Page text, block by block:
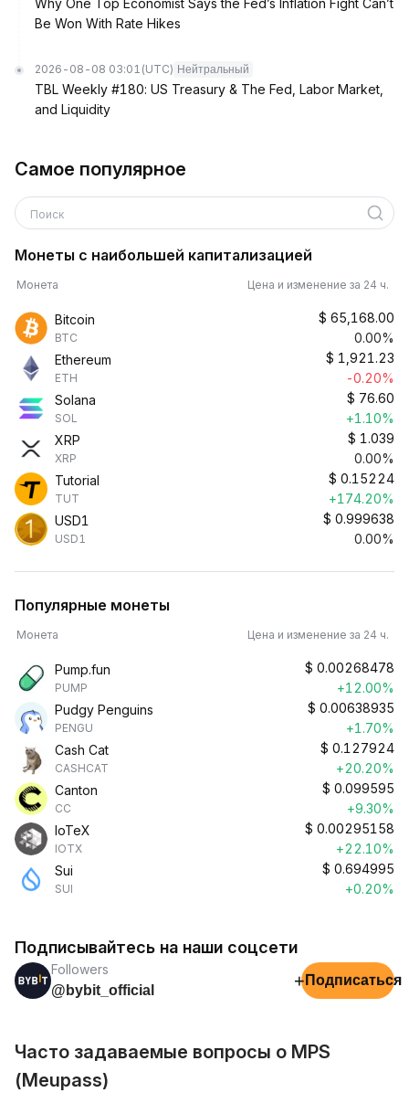
Why One Top Economist Says the Fed’s Inflation Fight Can’t
Be Won With Rate Hikes
2026-08-08 03:01 (UTC) Нейтральный
TBL Weekly #180: US Treasury & The Fed, Labor Market,
and Liquidity
Самое популярное
Поиск
Монеты с наибольшей капитализацией
Монета Цена и изменение за 24 ч.
Bitcoin
BTC
$ 65,168.00
0.00%
Ethereum
ETH
$ 1,921.23
-0.20%
Solana
SOL
$ 76.60
+1.10%
XRP
XRP
$ 1.039
0.00%
Tutorial
TUT
$ 0.15224
+174.20%
USD1
USD1
$ 0.999638
0.00%
Популярные монеты
Монета Цена и изменение за 24 ч.
Pump.fun
PUMP
$ 0.00268478
+12.00%
Pudgy Penguins
PENGU
$ 0.00638935
+1.70%
Cash Cat
CASHCAT
$ 0.127924
+20.20%
Canton
CC
$ 0.099595
+9.30%
IoTeX
IOTX
$ 0.00295158
+22.10%
Sui
SUI
$ 0.694995
+0.20%
Подписывайтесь на наши соцсети
Followers
@bybit_official
+ Подписаться
Часто задаваемые вопросы о MPS
(Meupass)